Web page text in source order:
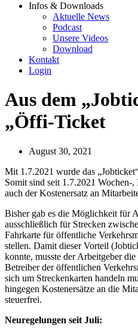
Infos & Downloads
Aktuelle News
Podcast
Unsere Videos
Download
Kontakt
Login
Aus dem
„Öffi-Ticket
August 30, 2021
Mit 1.7.2021 wurde das
Somit sind seit 1.7.2021 Wochen-,
auch der Kostenersatz an
Bisher gab es die Möglichkeit für
ausschließlich für Strecken
Fahrkarte für öffentliche
stellen. Damit dieser Vorteil
konnte, musste der Arbeitgeber
Betreiber der öffentlichen
sich um Streckenkarten handeln
hingegen Kostenersätze an die
steuerfrei.
Neuregelungen seit Juli: